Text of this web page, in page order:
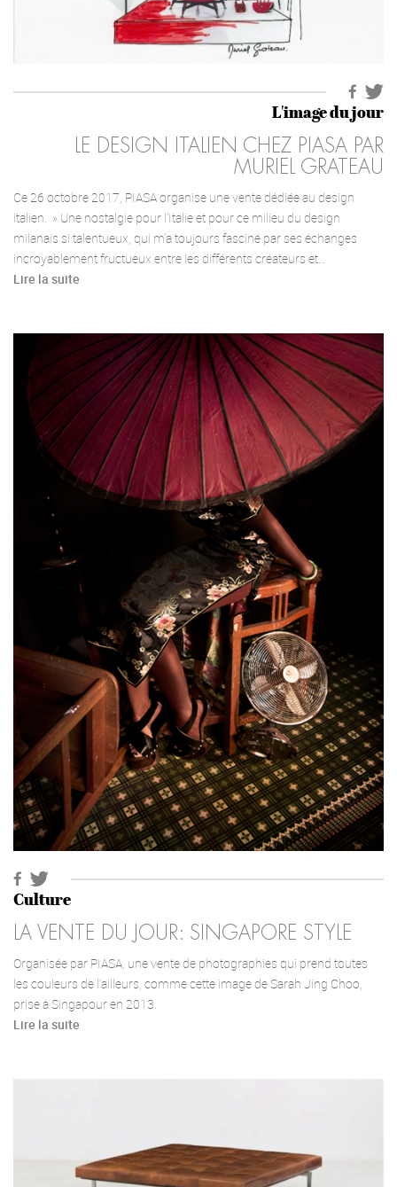
L'image du jour
LE DESIGN ITALIEN CHEZ PIASA PAR
MURIEL GRATEAU
Ce 26 octobre 2017, PIASA organise une vente dédiée au design
italien. » Une nostalgie pour l’Italie et pour ce milieu du design
milanais si talentueux, qui m’a toujours fasciné par ses échanges
incroyablement fructueux entre les différents créateurs et…
Lire la suite
Culture
LA VENTE DU JOUR: SINGAPORE STYLE
Organisée par PIASA, une vente de photographies qui prend toutes
les couleurs de l’ailleurs, comme cette image de Sarah Jing Choo,
prise à Singapour en 2013.
Lire la suite